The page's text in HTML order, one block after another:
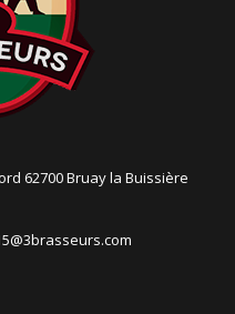
62700 Bruay la Buissière